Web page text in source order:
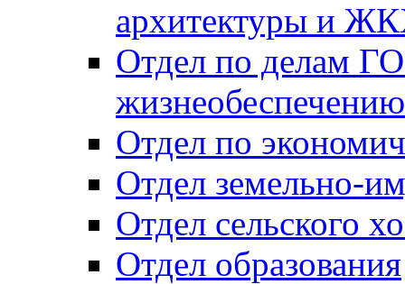
архитектуры и
Отдел по делам
Отдел по
Отдел земельно-
Отдел сельского
Отдел образования